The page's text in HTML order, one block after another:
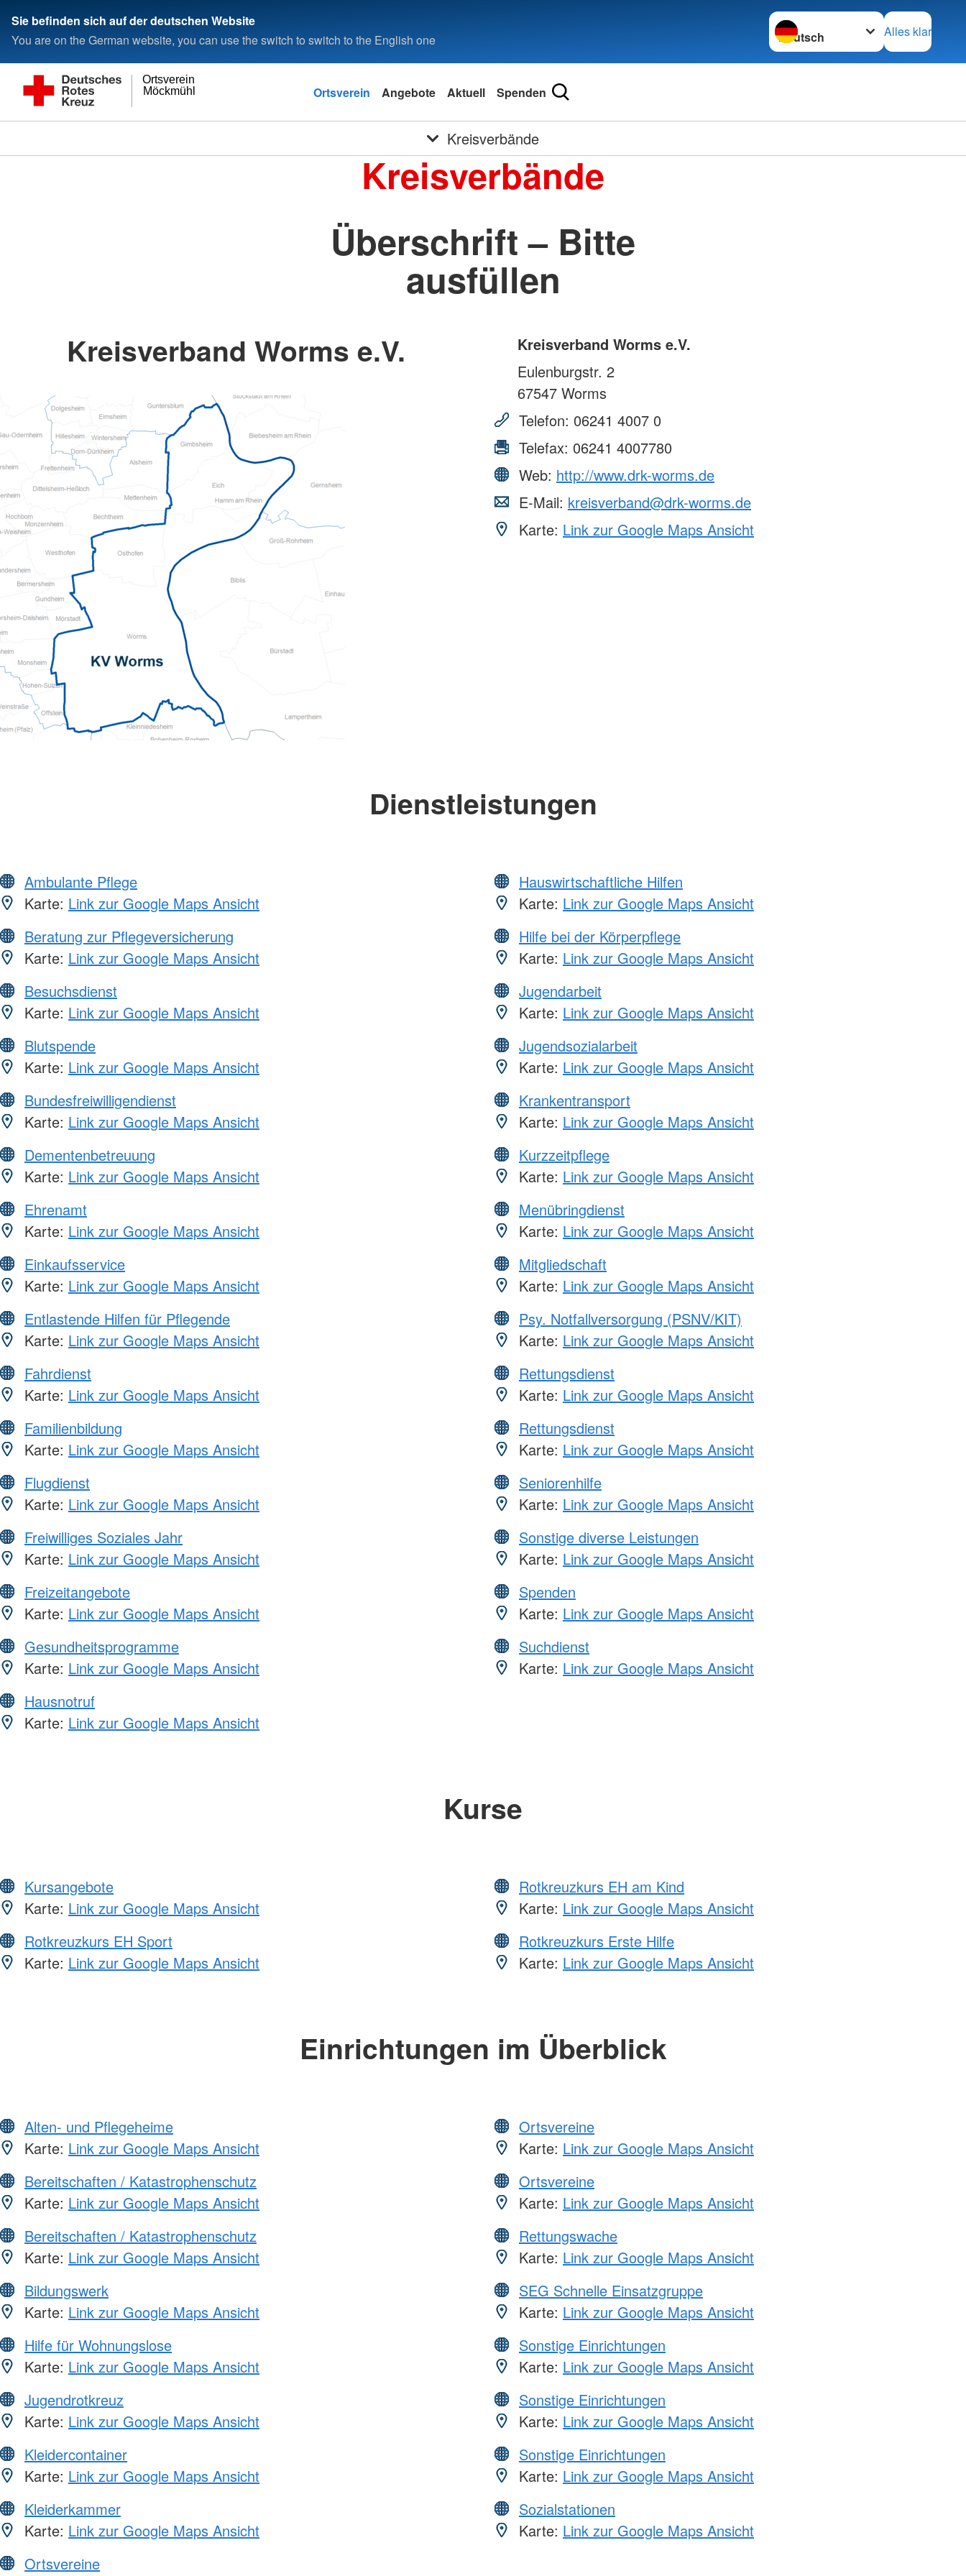
Sie befinden sich auf der deutschen Website
You are on the German website, you can use the switch to switch to the English one
Sprache wechseln zu
Alles klar
Möckmühl
Ortsverein
Ortsverein Angebote Aktuell Spenden
Kreisverbände
Kreisverbände
Überschrift – Bitte
ausfüllen
Kreisverband Worms e.V.
Kreisverband Worms e.V.
Eulenburgstr. 2
67547 Worms
Telefon: 06241 4007 0
Telefax: 06241 4007780
Web: http://www.drk-worms.de
E-Mail: kreisverband@drk-worms.de
Karte: Link zur Google Maps Ansicht
Dienstleistungen
Ambulante Pflege
Karte: Link zur Google Maps Ansicht
Beratung zur Pflegeversicherung
Karte: Link zur Google Maps Ansicht
Besuchsdienst
Karte: Link zur Google Maps Ansicht
Blutspende
Karte: Link zur Google Maps Ansicht
Bundesfreiwilligendienst
Karte: Link zur Google Maps Ansicht
Dementenbetreuung
Karte: Link zur Google Maps Ansicht
Ehrenamt
Karte: Link zur Google Maps Ansicht
Einkaufsservice
Karte: Link zur Google Maps Ansicht
Entlastende Hilfen für Pflegende
Karte: Link zur Google Maps Ansicht
Fahrdienst
Karte: Link zur Google Maps Ansicht
Familienbildung
Karte: Link zur Google Maps Ansicht
Flugdienst
Karte: Link zur Google Maps Ansicht
Freiwilliges Soziales Jahr
Karte: Link zur Google Maps Ansicht
Freizeitangebote
Karte: Link zur Google Maps Ansicht
Gesundheitsprogramme
Karte: Link zur Google Maps Ansicht
Hausnotruf
Karte: Link zur Google Maps Ansicht
Hauswirtschaftliche Hilfen
Karte: Link zur Google Maps Ansicht
Hilfe bei der Körperpflege
Karte: Link zur Google Maps Ansicht
Jugendarbeit
Karte: Link zur Google Maps Ansicht
Jugendsozialarbeit
Karte: Link zur Google Maps Ansicht
Krankentransport
Karte: Link zur Google Maps Ansicht
Kurzzeitpflege
Karte: Link zur Google Maps Ansicht
Menübringdienst
Karte: Link zur Google Maps Ansicht
Mitgliedschaft
Karte: Link zur Google Maps Ansicht
Psy. Notfallversorgung (PSNV/KIT)
Karte: Link zur Google Maps Ansicht
Rettungsdienst
Karte: Link zur Google Maps Ansicht
Rettungsdienst
Karte: Link zur Google Maps Ansicht
Seniorenhilfe
Karte: Link zur Google Maps Ansicht
Sonstige diverse Leistungen
Karte: Link zur Google Maps Ansicht
Spenden
Karte: Link zur Google Maps Ansicht
Suchdienst
Karte: Link zur Google Maps Ansicht
Kurse
Kursangebote
Karte: Link zur Google Maps Ansicht
Rotkreuzkurs EH Sport
Karte: Link zur Google Maps Ansicht
Rotkreuzkurs EH am Kind
Karte: Link zur Google Maps Ansicht
Rotkreuzkurs Erste Hilfe
Karte: Link zur Google Maps Ansicht
Einrichtungen im Überblick
Alten- und Pflegeheime
Karte: Link zur Google Maps Ansicht
Bereitschaften / Katastrophenschutz
Karte: Link zur Google Maps Ansicht
Bereitschaften / Katastrophenschutz
Karte: Link zur Google Maps Ansicht
Bildungswerk
Karte: Link zur Google Maps Ansicht
Hilfe für Wohnungslose
Karte: Link zur Google Maps Ansicht
Jugendrotkreuz
Karte: Link zur Google Maps Ansicht
Kleidercontainer
Karte: Link zur Google Maps Ansicht
Kleiderkammer
Karte: Link zur Google Maps Ansicht
Ortsvereine
Ortsvereine
Karte: Link zur Google Maps Ansicht
Ortsvereine
Karte: Link zur Google Maps Ansicht
Rettungswache
Karte: Link zur Google Maps Ansicht
SEG Schnelle Einsatzgruppe
Karte: Link zur Google Maps Ansicht
Sonstige Einrichtungen
Karte: Link zur Google Maps Ansicht
Sonstige Einrichtungen
Karte: Link zur Google Maps Ansicht
Sonstige Einrichtungen
Karte: Link zur Google Maps Ansicht
Sozialstationen
Karte: Link zur Google Maps Ansicht